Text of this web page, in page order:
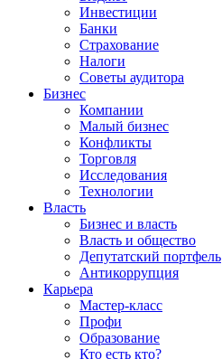
Инвестиции
Банки
Страхование
Налоги
Советы аудитора
Бизнес
Компании
Малый бизнес
Конфликты
Торговля
Исследования
Технологии
Власть
Бизнес и власть
Власть и общество
Депутатский портфель
Антикоррупция
Карьера
Мастер-класс
Профи
Образование
Кто есть кто?